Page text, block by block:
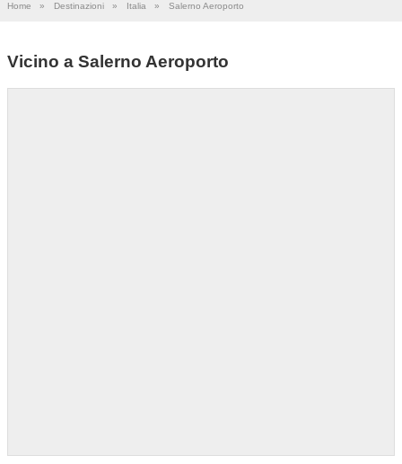
Home » Destinazioni » Italia » Salerno Aeroporto
Vicino a Salerno Aeroporto